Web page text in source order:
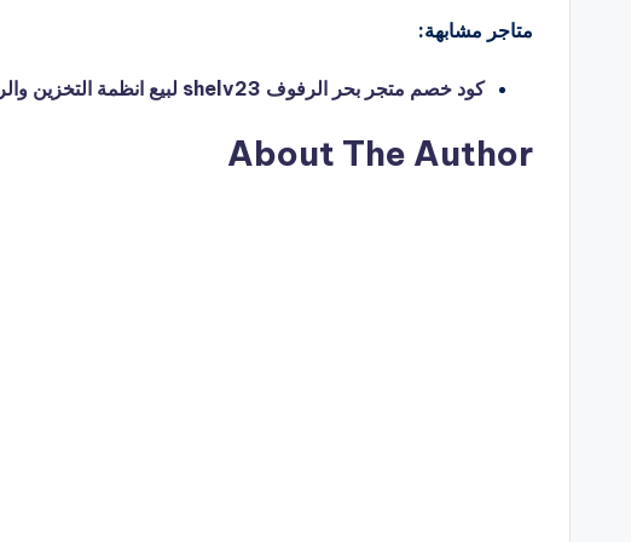
متاجر مشابهة:
كود خصم متجر بحر الرفوف shelv23 لبيع انظمة التخزين والرفوف – hello coupon
About The Author